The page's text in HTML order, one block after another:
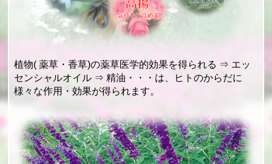
植物( 薬草・香草)の薬草医学的効果を得られる ⇒ エッ
センシャルオイル ⇒ 精油・・・は、ヒトのからだに
様々な作用・効果が得られます。